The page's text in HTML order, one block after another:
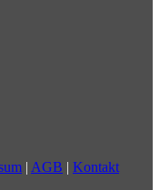
| AGB | Kontakt